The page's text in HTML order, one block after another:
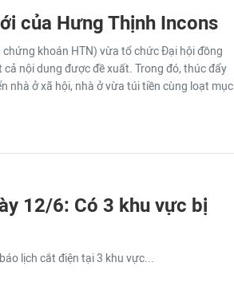
của Hưng Thịnh Incons
khoán HTN) vừa tổ chức Đại hội đồng
nội dung được đề xuất. Trong đó, thúc đẩy
nhà ở xã hội, nhà ở vừa túi tiền cùng loạt mục
12/6: Có 3 khu vực bị
lịch cắt điện tại 3 khu vực...